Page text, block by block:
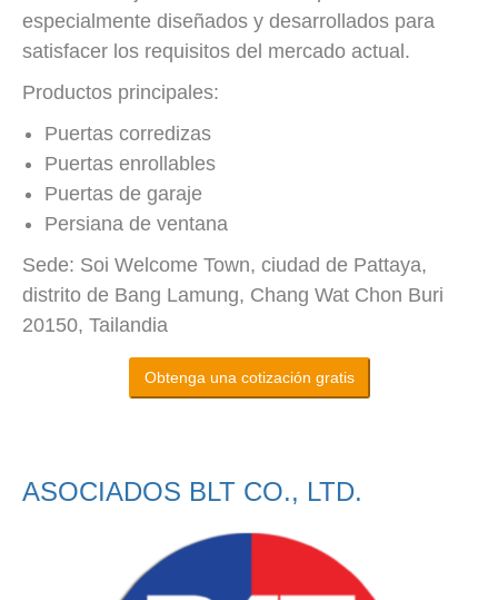
especialmente diseñados y desarrollados para
satisfacer los requisitos del mercado actual.
Productos principales:
Puertas corredizas
Puertas enrollables
Puertas de garaje
Persiana de ventana
Sede: Soi Welcome Town, ciudad de Pattaya,
distrito de Bang Lamung, Chang Wat Chon Buri
20150, Tailandia
Obtenga una cotización gratis
ASOCIADOS BLT CO., LTD.